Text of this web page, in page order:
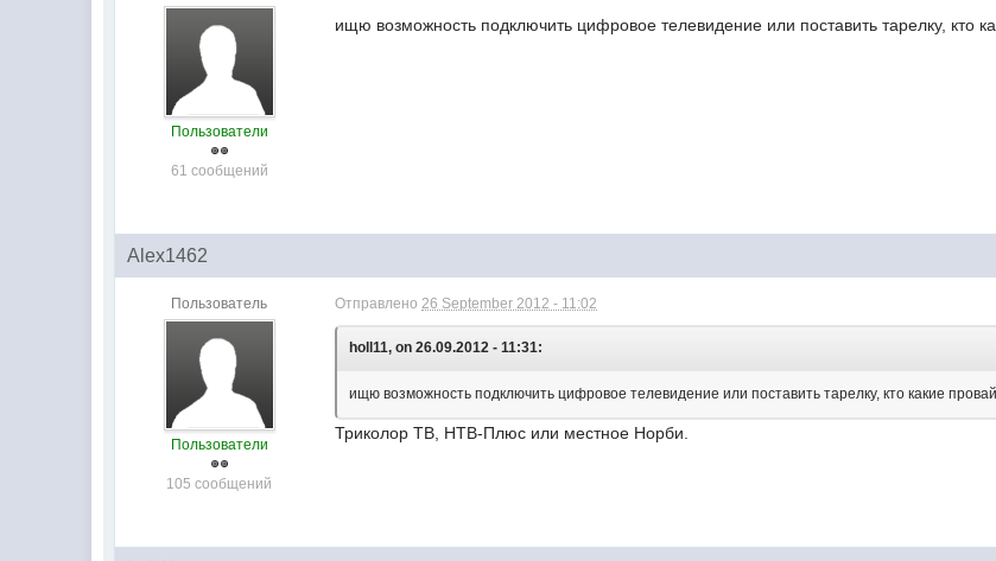
Пользователи
61 сообщений
ищю возможность подключить цифровое телевидение или поставить тарелку, кто
Alex1462
Пользователь
Пользователи
105 сообщений
Отправлено26 September 2012 - 11:02
holl11, on 26.09.2012 - 11:31:
ищю возможность подключить цифровое телевидение или поставить тарелку, кто какие
Триколор ТВ, НТВ-Плюс или местное Норби.